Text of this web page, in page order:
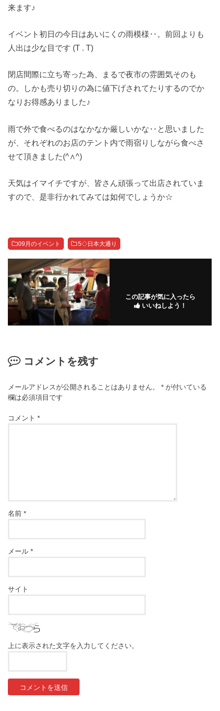
来ます♪
イベント初日の今日はあいにくの雨模様‥。前回よりも
人出は少な目です (T . T)
閉店間際に立ち寄った為、まるで夜市の雰囲気そのも
の。しかも売り切りの為に値下げされてたりするのでか
なりお得感ありました♪
雨で外で食べるのはなかなか厳しいかな‥と思いました
が、それぞれのお店のテント内で雨宿りしながら食べさ
せて頂きました(^∧^)
天気はイマイチですが、皆さん頑張って出店されていま
すので、是非行かれてみては如何でしょうか☆
09月のイベント 5◇日本大通り
この記事が気に入ったら
いいねしよう！
コメントを残す
メールアドレスが公開されることはありません。 * が付いている
欄は必須項目です
コメント*
名前*
メール*
サイト
上に表示された文字を入力してください。